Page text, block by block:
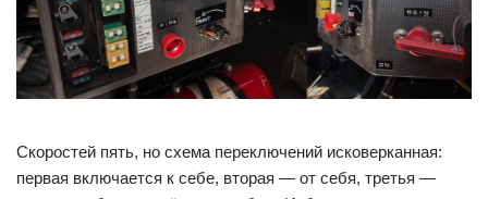
Скоростей пять, но схема переключений исковерканная:
первая включается к себе, вторая — от себя, третья —